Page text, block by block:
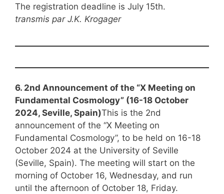
The registration deadline is July 15th.
transmis par J.K. Krogager
6. 2nd Announcement of the “X Meeting on
Fundamental Cosmology” (16-18 October
2024, Seville, Spain)This is the 2nd
announcement of the “X Meeting on
Fundamental Cosmology”, to be held on 16-18
October 2024 at the University of Seville
(Seville, Spain). The meeting will start on the
morning of October 16, Wednesday, and run
until the afternoon of October 18, Friday.